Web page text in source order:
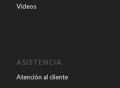
Videos
ASISTENCIA
Atención al cliente